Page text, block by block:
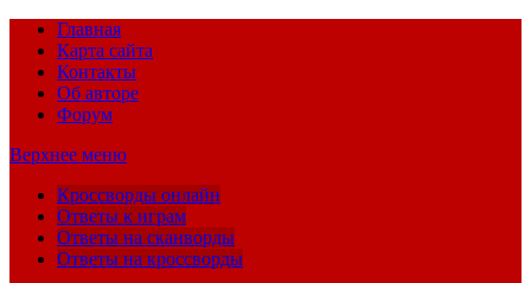
Главная
Карта сайта
Контакты
Об авторе
Форум
Верхнее меню
Кроссворды онлайн
Ответы к играм
Ответы на сканворды
Ответы на кроссворды